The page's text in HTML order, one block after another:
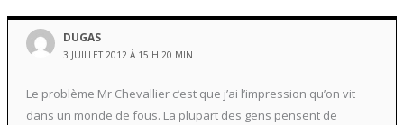
DUGAS
3 JUILLET 2012 À 15 H 20 MIN
Le problème Mr Chevallier c’est que j’ai l’impression qu’on vit
dans un monde de fous. La plupart des gens pensent de